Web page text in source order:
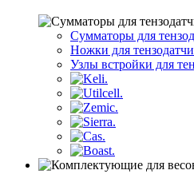
Сумматоры для
Ножки для
Узлы встройки для